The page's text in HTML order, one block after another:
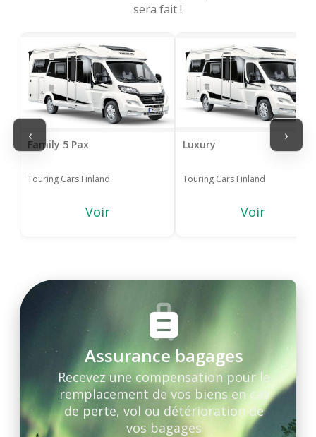
sera fait !
‹ ›
Family 5 Pax
Touring Cars Finland
Voir
Luxury
Touring Cars Finland
Voir
Assurance bagages
Recevez une compensation pour le
remplacement de vos biens en cas
de perte, vol ou détérioration de
vos bagages